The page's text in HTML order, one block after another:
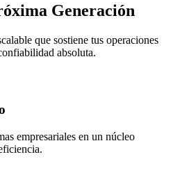
Generación
que sostiene tus operaciones
absoluta.
empresariales en un núcleo